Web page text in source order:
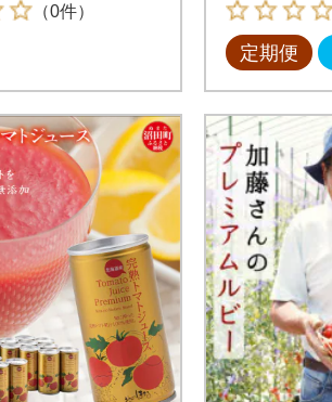
（0件）
定期便